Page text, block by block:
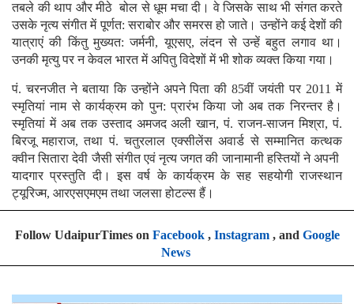
तबले की थाप और मीठे बोल से धूम मचा दी। वे जिसके साथ भी संगत करते
उसके नृत्य संगीत में पूर्णत: सराबोर और समरस हो जाते। उन्होंने कई देशों की
यात्राएं की किंतु मुख्यत: जर्मनी, यूएसए, लंदन से उन्हें बहुत लगाव था।
उनकी मृत्यु पर न केवल भारत में अपितु विदेशों में भी शोक व्यक्त किया गया।
पं. चरनजीत ने बताया कि उन्होंने अपने पिता की 85वीं जयंती पर 2011 में
स्मृतियां नाम से कार्यक्रम को पुन: प्रारंभ किया जो अब तक निरन्तर है।
स्मृतियां में अब तक उस्ताद अमजद अली खान, पं. राजन-साजन मिश्रा, पं.
बिरजू महाराज, तथा पं. चतुरलाल एक्सीलेंस अवार्ड से सम्मानित कत्थक
क्वीन सितारा देवी जैसी संगीत एवं नृत्य जगत की जानामानी हस्तियों ने अपनी
यादगार प्रस्तुति दी। इस वर्ष के कार्यक्रम के सह सहयोगी राजस्थान
ट्यूरिज्म, आरएसएमएम तथा जलसा होटल्स हैं।
Follow UdaipurTimes on Facebook, Instagram, and Google
News